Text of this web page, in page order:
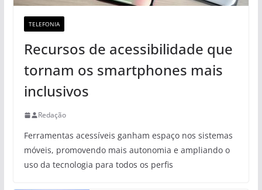
TELEFONIA
Recursos de acessibilidade que
tornam os smartphones mais
inclusivos
Redação
Ferramentas acessíveis ganham espaço nos sistemas
móveis, promovendo mais autonomia e ampliando o
uso da tecnologia para todos os perfis